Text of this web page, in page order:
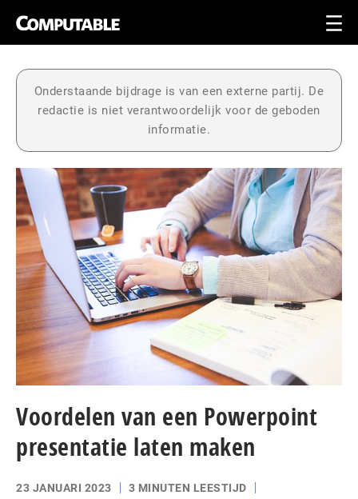
Onderstaande bijdrage is van een externe partij. De
redactie is niet verantwoordelijk voor de geboden
informatie.
Voordelen van een Powerpoint
presentatie laten maken
23 JANUARI 2023
3 MINUTEN LEESTIJD